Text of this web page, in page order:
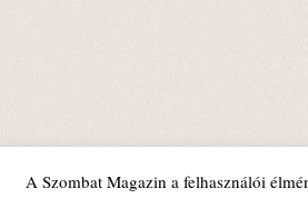
A Szombat Magazin a felhasználói